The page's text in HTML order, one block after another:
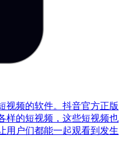
视频的软件。抖音官方正版
样的短视频，这些短视频也
用户们都能一起观看到发生